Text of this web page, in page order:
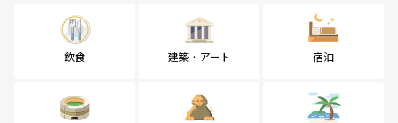
飲食 建築・アート 宿泊